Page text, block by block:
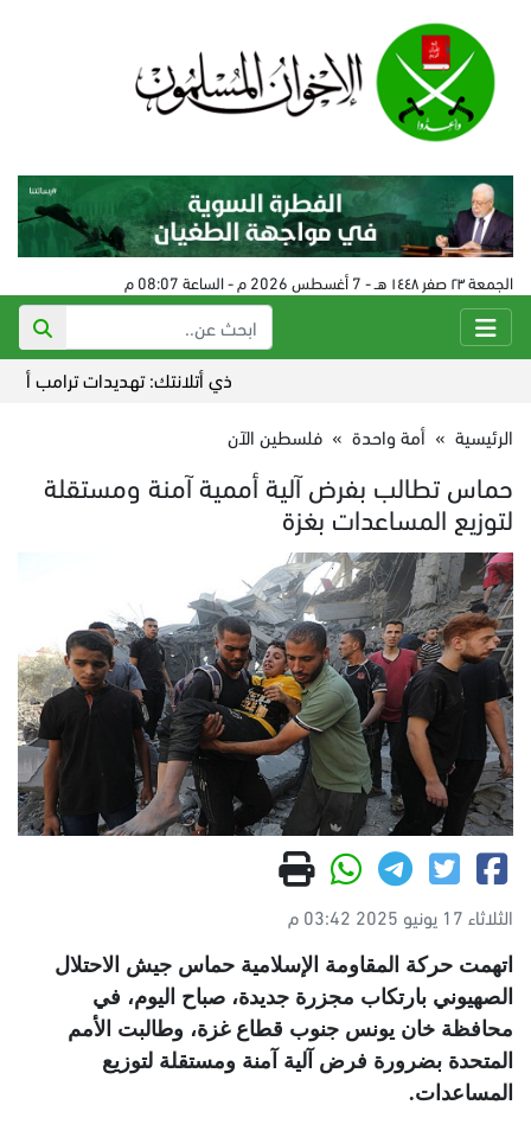
الجمعة ٢٣ صفر ١٤٤٨ هـ - 7 أغسطس 2026 م - الساعة 08:07 م
ذي أتلانتك: تهديدات ترامب أضاعت
الرئيسية » أمة واحدة » فلسطين الآن
حماس تطالب بفرض آلية أممية آمنة ومستقلة
لتوزيع المساعدات بغزة
الثلاثاء 17 يونيو 2025 03:42 م
اتهمت حركة المقاومة الإسلامية حماس جيش الاحتلال
الصهيوني بارتكاب مجزرة جديدة، صباح اليوم، في
محافظة خان يونس جنوب قطاع غزة، وطالبت الأمم
المتحدة بضرورة فرض آلية آمنة ومستقلة لتوزيع
المساعدات.